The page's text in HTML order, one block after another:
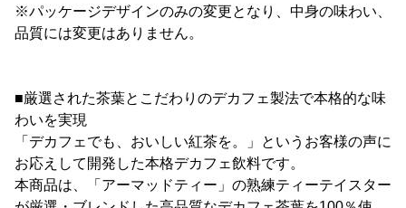
※パッケージデザインのみの変更となり、中身の味わい、
品質には変更はありません。
■厳選された茶葉とこだわりのデカフェ製法で本格的な味
わいを実現
「デカフェでも、おいしい紅茶を。」というお客様の声に
お応えして開発した本格デカフェ飲料です。
本商品は、「アーマッドティー」の熟練ティーテイスター